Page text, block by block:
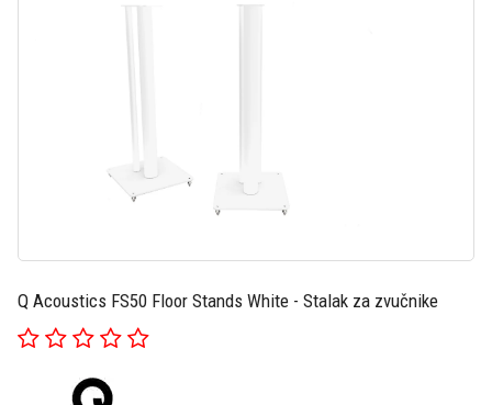
Q Acoustics FS50 Floor Stands White - Stalak za zvučnike